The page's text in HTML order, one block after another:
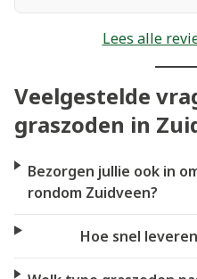
Lees alle
Veelgestelde
graszoden in
Bezorgen jullie ook in
rondom Zuidveen?
Hoe snel